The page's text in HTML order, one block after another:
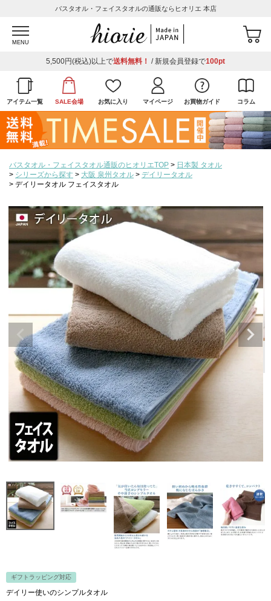
バスタオル・フェイスタオルの通販ならヒオリエ 本店
MENU
5,500円(税込)以上で送料無料！ / 新規会員登録で100pt
アイテム一覧 SALE会場 お気に入り マイページ お買物ガイド コラム
バスタオル・フェイスタオル通販のヒオリエTOP
日本製 タオル
シリーズから探す
大阪 泉州タオル
デイリータオル
デイリータオル フェイスタオル
ギフトラッピング対応
デイリー使いのシンプルタオル